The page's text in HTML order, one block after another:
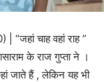
चाह वहां राह ”
के राज गुप्ता ने ।
जाते हैं , लेकिन यह भी